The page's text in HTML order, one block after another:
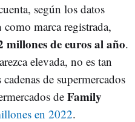
según los datos
como marca registrada,
millones de euros al año.
elevada, no es tan
de supermercados
de Family
en 2022.